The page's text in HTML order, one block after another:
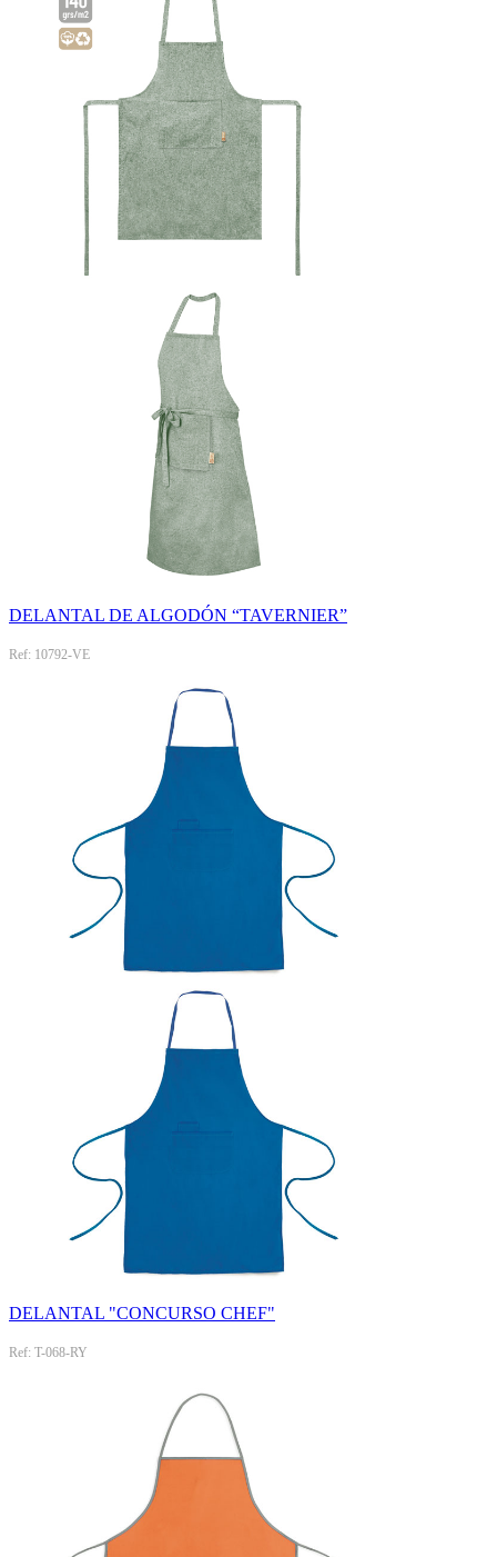
DELANTAL DE ALGODÓN “TAVERNIER”
Ref: 10792-VE
DELANTAL "CONCURSO CHEF"
Ref: T-068-RY